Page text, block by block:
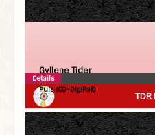
Gyllene Tider
Puls (CD-DigiPak)
Details